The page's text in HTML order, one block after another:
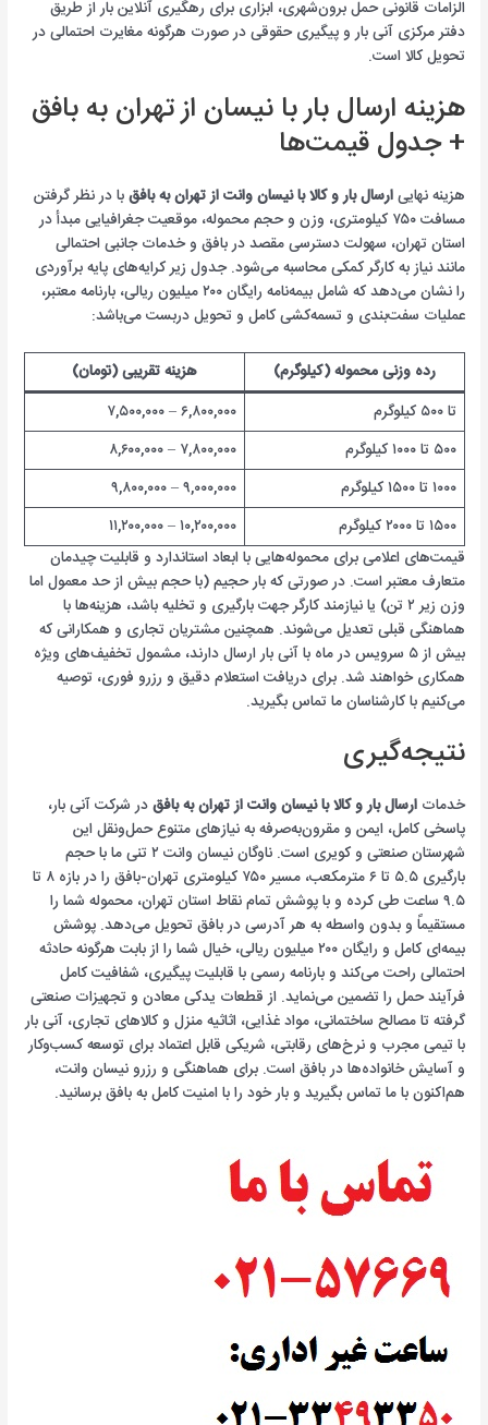
الزامات قانونی حمل برون‌شهری، ابزاری برای رهگیری آنلاین بار از طریق
دفتر مرکزی آنی بار و پیگیری حقوقی در صورت هرگونه مغایرت احتمالی در
تحویل کالا است.
هزینه ارسال بار با نیسان از تهران به بافق
+ جدول قیمت‌ها
هزینه نهاییارسال بار و کالا با نیسان وانت از تهران به بافقبا در نظر گرفتن
مسافت ۷۵۰ کیلومتری، وزن و حجم محموله، موقعیت جغرافیایی مبدأ در
استان تهران، سهولت دسترسی مقصد در بافق و خدمات جانبی احتمالی
مانند نیاز به کارگر کمکی محاسبه می‌شود. جدول زیر کرایه‌های پایه برآوردی
را نشان می‌دهد که شامل بیمه‌نامه رایگان ۲۰۰ میلیون ریالی، بارنامه معتبر،
عملیات سفت‌بندی و تسمه‌کشی کامل و تحویل دربست می‌باشد:
رده وزنی محموله (کیلوگرم)
هزینه تقریبی (تومان)
تا ۵۰۰ کیلوگرم
۶,۸۰۰,۰۰۰ – ۷,۵۰۰,۰۰۰
۵۰۰ تا ۱۰۰۰ کیلوگرم
۷,۸۰۰,۰۰۰ – ۸,۶۰۰,۰۰۰
۱۰۰۰ تا ۱۵۰۰ کیلوگرم
۹,۰۰۰,۰۰۰ – ۹,۸۰۰,۰۰۰
۱۵۰۰ تا ۲۰۰۰ کیلوگرم
۱۰,۲۰۰,۰۰۰ – ۱۱,۲۰۰,۰۰۰
قیمت‌های اعلامی برای محموله‌هایی با ابعاد استاندارد و قابلیت چیدمان
متعارف معتبر است. در صورتی که بار حجیم (با حجم بیش از حد معمول اما
وزن زیر ۲ تن) یا نیازمند کارگر جهت بارگیری و تخلیه باشد، هزینه‌ها با
هماهنگی قبلی تعدیل می‌شوند. همچنین مشتریان تجاری و همکارانی که
بیش از ۵ سرویس در ماه با آنی بار ارسال دارند، مشمول تخفیف‌های ویژه
همکاری خواهند شد. برای دریافت استعلام دقیق و رزرو فوری، توصیه
می‌کنیم با کارشناسان ما تماس بگیرید.
نتیجه‌گیری
خدماتارسال بار و کالا با نیسان وانت از تهران به بافقدر شرکت آنی بار،
پاسخی کامل، ایمن و مقرون‌به‌صرفه به نیازهای متنوع حمل‌ونقل این
شهرستان صنعتی و کویری است. ناوگان نیسان وانت ۲ تنی ما با حجم
بارگیری ۵.۵ تا ۶ مترمکعب، مسیر ۷۵۰ کیلومتری تهران-بافق را در بازه ۸ تا
۹.۵ ساعت طی کرده و با پوشش تمام نقاط استان تهران، محموله شما را
مستقیماً و بدون واسطه به هر آدرسی در بافق تحویل می‌دهد. پوشش
بیمه‌ای کامل و رایگان ۲۰۰ میلیون ریالی، خیال شما را از بابت هرگونه حادثه
احتمالی راحت می‌کند و بارنامه رسمی با قابلیت پیگیری، شفافیت کامل
فرآیند حمل را تضمین می‌نماید. از قطعات یدکی معادن و تجهیزات صنعتی
گرفته تا مصالح ساختمانی، مواد غذایی، اثاثیه منزل و کالاهای تجاری، آنی بار
با تیمی مجرب و نرخ‌های رقابتی، شریکی قابل اعتماد برای توسعه کسب‌وکار
و آسایش خانواده‌ها در بافق است. برای هماهنگی و رزرو نیسان وانت،
هم‌اکنون با ما تماس بگیرید و بار خود را با امنیت کامل به بافق برسانید.